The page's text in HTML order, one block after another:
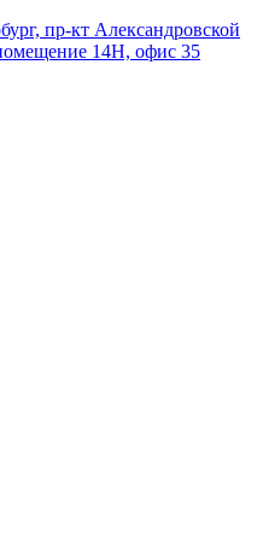
пр-кт Александровской
14Н, офис 35